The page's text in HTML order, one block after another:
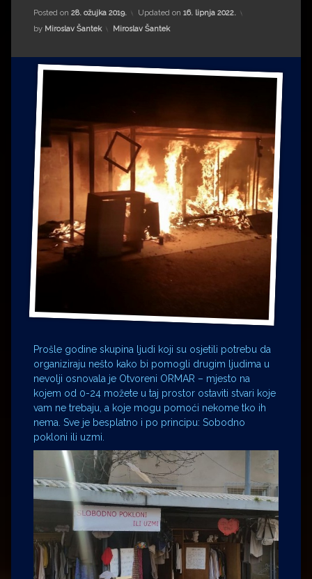
Drugi autori
Drugi autori
Matea Andrić
Ljiljana Lekanić-Kljaić
Željko Krznarić
Mario Lovreković
Miroslav Šantek
Posted on 28. ožujka 2019. Updated on 16. lipnja 2022.
by Miroslav Šantek Kategorije:
Miroslav Šantek
Prošle godine skupina ljudi koji su osjetili potrebu da
organiziraju nešto kako bi pomogli drugim ljudima u
nevolji osnovala je Otvoreni ORMAR – mjesto na
kojem od 0-24 možete u taj prostor ostaviti stvari koje
vam ne trebaju, a koje mogu pomoći nekome tko ih
nema. Sve je besplatno i po principu: Sobodno
pokloni ili uzmi.